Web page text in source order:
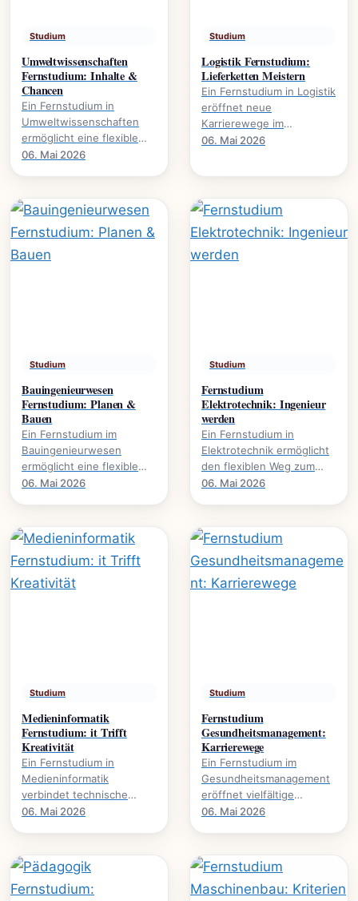
Studium
Umweltwissenschaften
Fernstudium: Inhalte &
Chancen
Ein Fernstudium in
Umweltwissenschaften
ermöglicht eine flexible
Weiterbildung im Bereich
06. Mai 2026
Studium
Logistik Fernstudium:
Lieferketten Meistern
Ein Fernstudium in Logistik
eröffnet neue
Karrierewege im
Management von
06. Mai 2026
Studium
Bauingenieurwesen
Fernstudium: Planen &
Bauen
Ein Fernstudium im
Bauingenieurwesen
ermöglicht eine flexible
Karriereentwicklung., wie
06. Mai 2026
Studium
Fernstudium
Elektrotechnik: Ingenieur
werden
Ein Fernstudium in
Elektrotechnik ermöglicht
den flexiblen Weg zum
Ingenieurabschluss. Mehr
06. Mai 2026
Studium
Medieninformatik
Fernstudium: it Trifft
Kreativität
Ein Fernstudium in
Medieninformatik
verbindet technische
Expertise mit kreativer
06. Mai 2026
Studium
Fernstudium
Gesundheitsmanagement:
Karrierewege
Ein Fernstudium im
Gesundheitsmanagement
eröffnet vielfältige
Karrierewege in einem
06. Mai 2026